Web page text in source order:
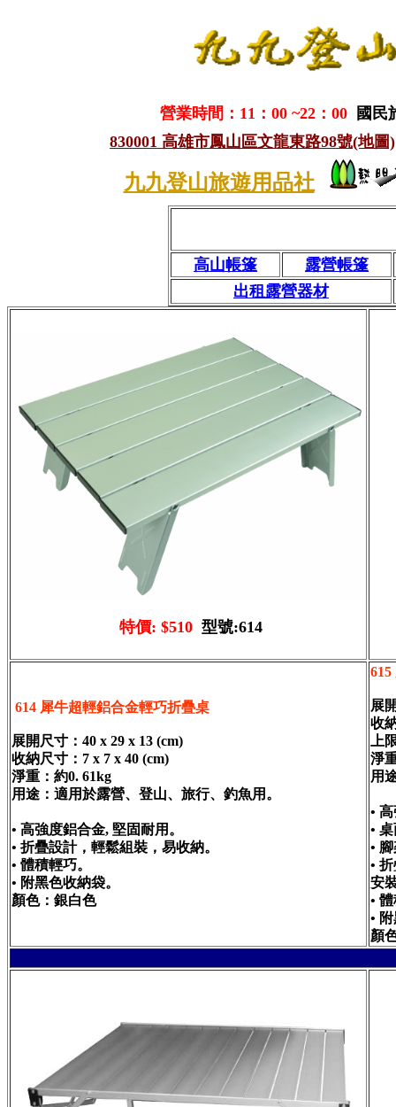
營業時間：11：00 ~22：00
國民
830001 高雄市鳳山區文龍東路98號(地圖)
九九登山旅遊用品社
高山帳篷
露營帳篷
出租露營器材
特價: $510 型號:614
614 犀牛超輕鋁合金輕巧折疊桌
展開尺寸：40 x 29 x 13 (cm)
收納尺寸：7 x 7 x 40 (cm)
淨重：約0. 61kg
用途：適用於露營、登山、旅行、釣魚用。
• 高強度鋁合金, 堅固耐用。
• 折疊設計，輕鬆組裝，易收納。
• 體積輕巧。
• 附黑色收納袋。
顏色：銀白色
展
收
上
淨
用
•
•
•
•
安
•
•
顏